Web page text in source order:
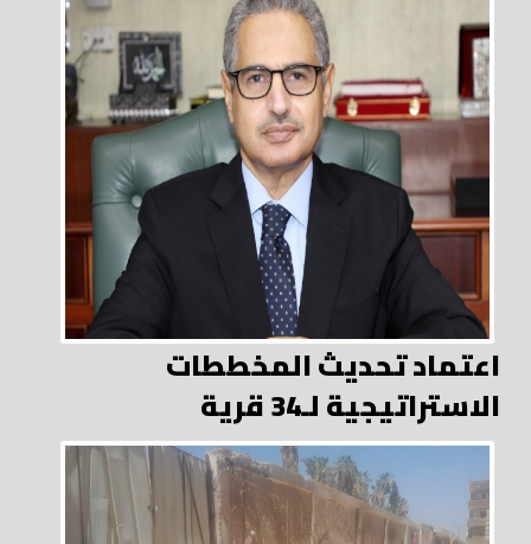
اعتماد تحديث المخططات
الاستراتيجية لـ34 قرية